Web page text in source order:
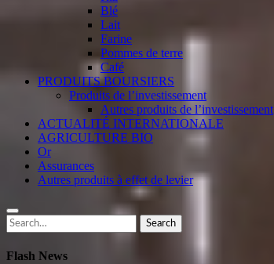
Blé
Lait
Farine
Pommes de terre
Café
PRODUITS BOURSIERS
Produits de l’investissement
Autres produits de l’investissement
ACTUALITÉ INTERNATIONALE
AGRICULTURE BIO
Or
Assurances
Autres produits à effet de levier
Search
for:
Search
Flash News